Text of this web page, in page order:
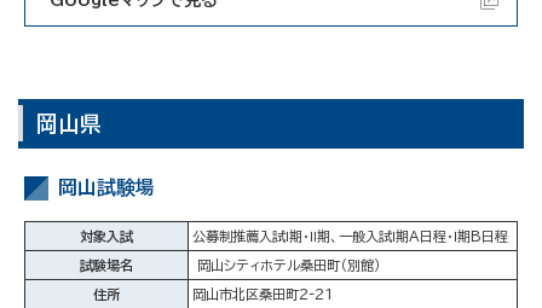
岡山県
岡山試験場
対象入試 公募制推薦入試Ⅰ期・Ⅱ期、一般入試Ⅰ期A日程・Ⅰ期B日程
試験場名 岡山シティホテル桑田町（別館）
住所 岡山市北区桑田町2-21